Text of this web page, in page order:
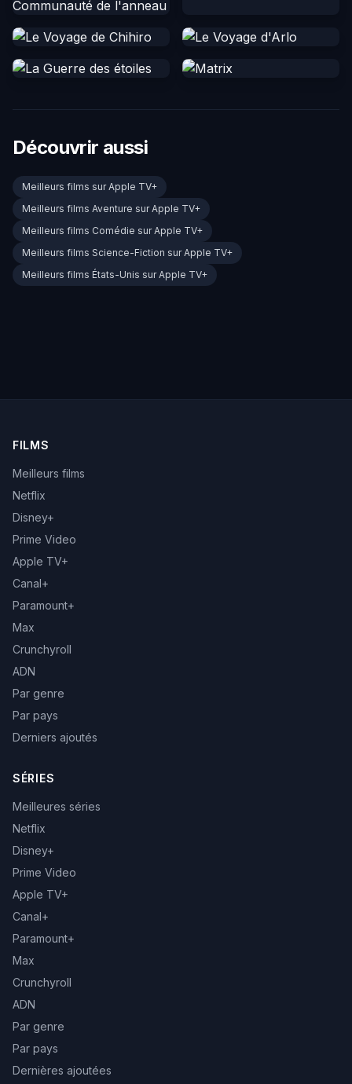
Découvrir aussi
Meilleurs films sur Apple TV+
Meilleurs films Aventure sur Apple TV+
Meilleurs films Comédie sur Apple TV+
Meilleurs films Science-Fiction sur Apple TV+
Meilleurs films États-Unis sur Apple TV+
FILMS
Meilleurs films
Netflix
Disney+
Prime Video
Apple TV+
Canal+
Paramount+
Max
Crunchyroll
ADN
Par genre
Par pays
Derniers ajoutés
SÉRIES
Meilleures séries
Netflix
Disney+
Prime Video
Apple TV+
Canal+
Paramount+
Max
Crunchyroll
ADN
Par genre
Par pays
Dernières ajoutées